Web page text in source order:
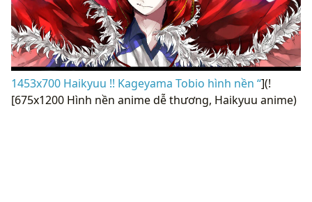
1453x700 Haikyuu !! Kageyama Tobio hình nền “](!
[675x1200 Hình nền anime dễ thương, Haikyuu anime)